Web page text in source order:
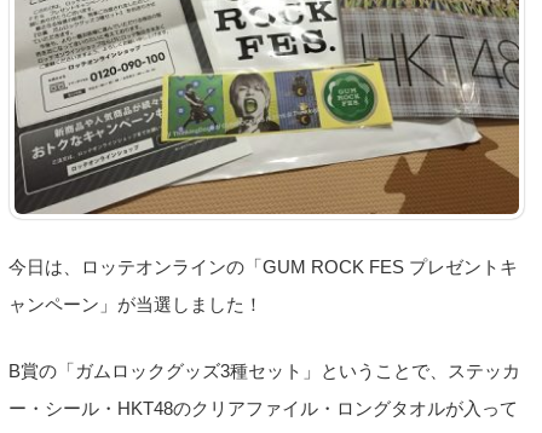
今日は、ロッテオンラインの「GUM ROCK FES プレゼントキ
ャンペーン」が当選しました！
B賞の「ガムロックグッズ3種セット」ということで、ステッカ
ー・シール・HKT48のクリアファイル・ロングタオルが入って